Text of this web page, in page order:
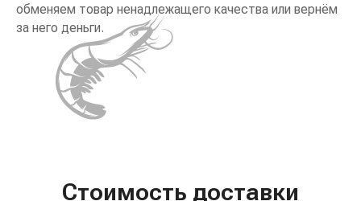
обменяем товар ненадлежащего качества или вернём
за него деньги.
Стоимость доставки